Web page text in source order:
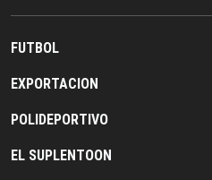
FUTBOL
EXPORTACION
POLIDEPORTIVO
EL SUPLENTOON